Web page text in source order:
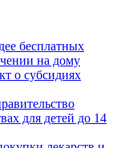
бесплатных
на дому
о субсидиях
для детей до 14